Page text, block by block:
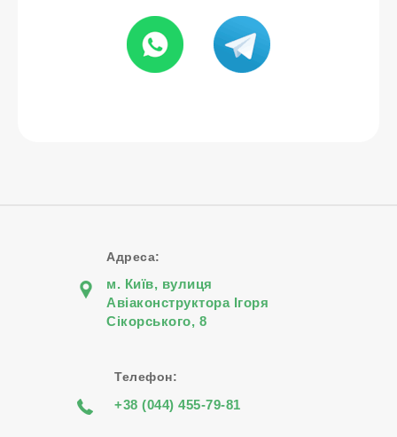
Адреса:
м. Київ, вулиця
Авіаконструктора Iгоря
Сiкорського, 8
Телефон:
+38 (044) 455-79-81